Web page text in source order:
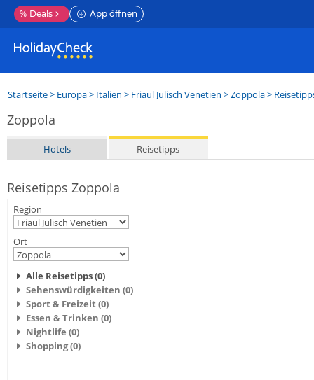
% Deals App öffnen
Startseite> Europa> Italien > Friaul Julisch Venetien >Zoppola>
Zoppola
Hotels Reisetipps
Reisetipps Zoppola
Region
Ort
Alle Reisetipps (0)
Sehenswürdigkeiten (0)
Sport & Freizeit (0)
Essen & Trinken (0)
Nightlife (0)
Shopping (0)